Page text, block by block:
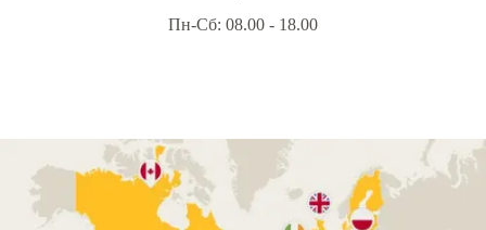
Пн-Сб: 08.00 - 18.00